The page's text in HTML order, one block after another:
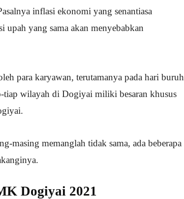
inflasi ekonomi yang senantiasa
upah yang sama akan menyebabkan
para karyawan, terutamanya pada hari buruh
wilayah di Dogiyai miliki besaran khusus
masing memanglah tidak sama, ada beberapa
Dogiyai 2021